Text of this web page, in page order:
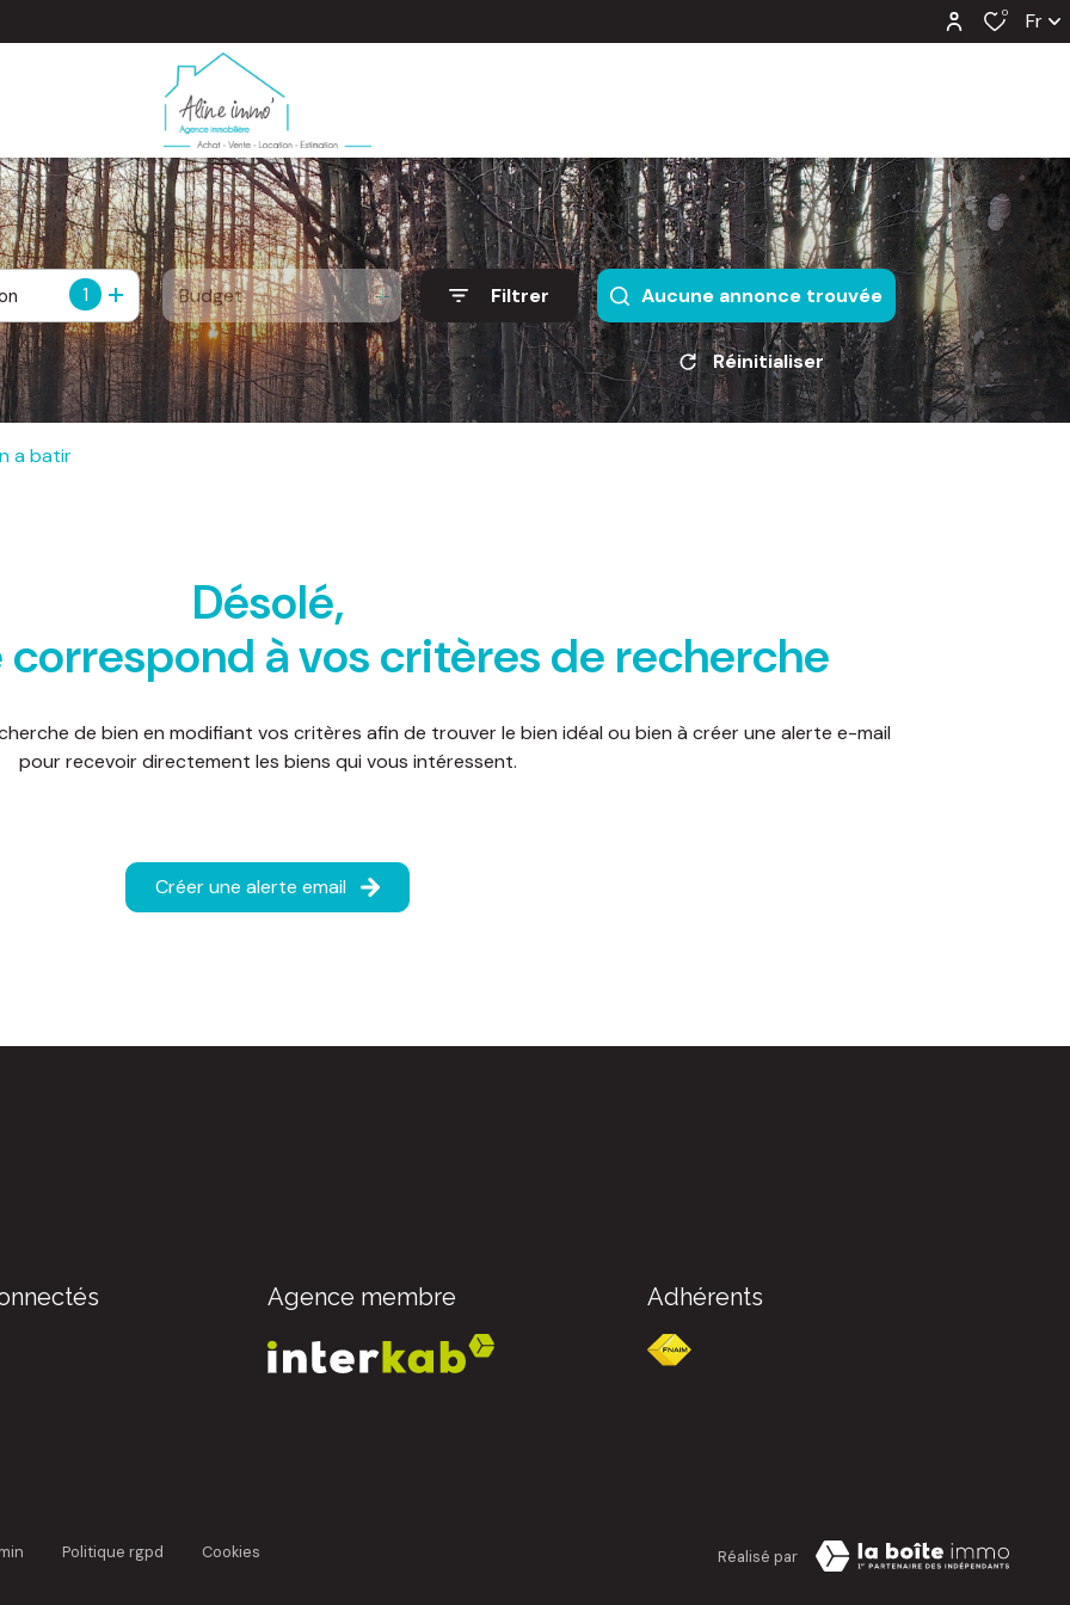
0 Fr
1 Budget Filtrer Aucune annonce trouvée
Réinitialiser
a batir
Désolé,
à vos critères de recherche
de bien en modifiant vos critères afin de trouver le bien idéal ou bien à créer une alerte e-mail
pour recevoir directement les biens qui vous intéressent.
Créer une alerte email
Agence membre Adhérents
politique rgpd cookies Réalisé par